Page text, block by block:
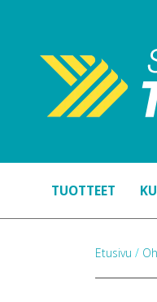
TUOTTEET
Etusivu /